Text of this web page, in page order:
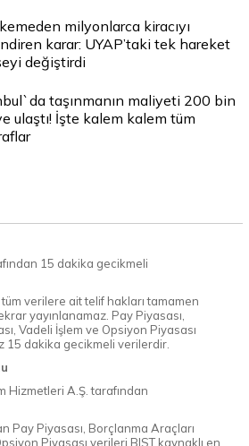
milyonlarca kiracıyı
karar: UYAP’taki tek hareket
değiştirdi
taşınmanın maliyeti 200 bin
ulaştı! İşte kalem kalem tüm
15 dakika gecikmeli
verilere ait telif hakları tamamen
yayınlanamaz. Pay Piyasası,
Vadeli İşlem ve Opsiyon Piyasası
15 dakika gecikmeli verilerdir.
Hizmetleri A.Ş. tarafından
Pay Piyasası, Borçlanma Araçları
Piyasası verileri BIST kaynaklı en